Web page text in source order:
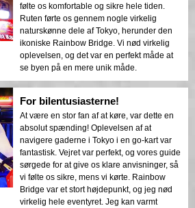
følte os komfortable og sikre hele tiden.
Ruten førte os gennem nogle virkelig
naturskønne dele af Tokyo, herunder den
ikoniske Rainbow Bridge. Vi nød virkelig
oplevelsen, og det var en perfekt måde at
se byen på en mere unik måde.
For bilentusiasterne!
At være en stor fan af at køre, var dette en
absolut spænding! Oplevelsen af at
navigere gaderne i Tokyo i en go-kart var
fantastisk. Vejret var perfekt, og vores guide
sørgede for at give os klare anvisninger, så
vi følte os sikre, mens vi kørte. Rainbow
Bridge var et stort højdepunkt, og jeg nød
virkelig hele eventyret. Jeg kan varmt